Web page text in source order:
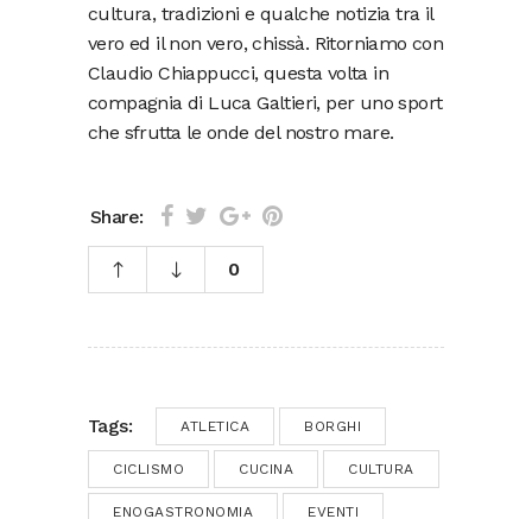
cultura, tradizioni e qualche notizia tra il
vero ed il non vero, chissà. Ritorniamo con
Claudio Chiappucci, questa volta in
compagnia di Luca Galtieri, per uno sport
che sfrutta le onde del nostro mare.
Share:
0
Tags: ATLETICA BORGHI
CICLISMO CUCINA CULTURA
ENOGASTRONOMIA EVENTI